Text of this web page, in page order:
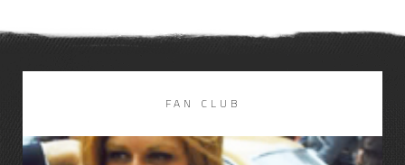
FAN CLUB